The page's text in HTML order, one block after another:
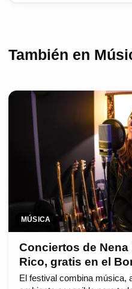
También en
MÚSICA
Conciertos de
Rico, gratis en el
El festival combina música,